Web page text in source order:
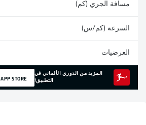
مسافة الجري (كم)
السرعة (كم/س)
العرضيات
المزيد من الدوري الألماني في
التطبيق!
APP STORE